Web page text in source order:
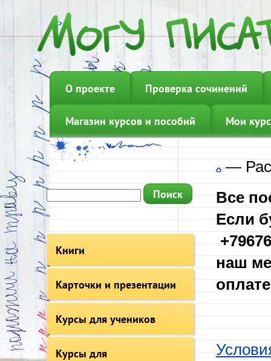
О проекте Проверка сочинений
Магазин курсов и пособий Мои
Книги
Карточки и презентации
Курсы для учеников
Курсы для
—
Все
Если
наш